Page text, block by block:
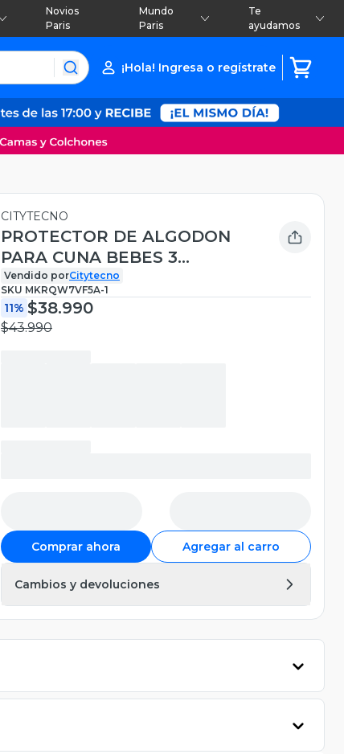
Novios
Paris
Mundo
Paris
Te
ayudamos
¡Hola! Ingresa o regístrate
CITYTECNO
PROTECTOR DE ALGODON
PARA CUNA BEBES 3
METROS
Vendido porCitytecno
SKU MKRQW7VF5A-1
11% $38.990
$43.990
Comprar ahora Agregar al carro
Cambios y devoluciones